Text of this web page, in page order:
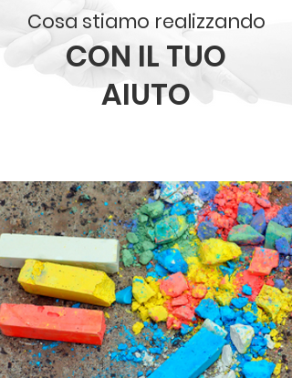
Cosa stiamo realizzando
CON IL TUO
AIUTO